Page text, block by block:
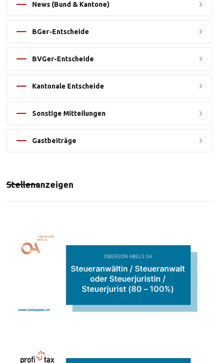
News (Bund & Kantone)
BGer-Entscheide
BVGer-Entscheide
Kantonale Entscheide
Sonstige Mitteilungen
Gastbeiträge
Stellenanzeigen